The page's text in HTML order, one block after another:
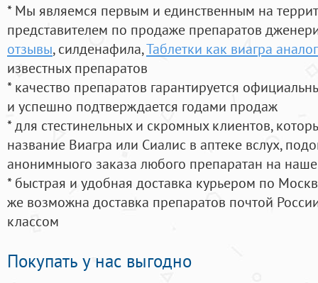
* Мы являемся первым и единственным на
представителем по продаже препаратов
отзывы, силденафила,Таблетки как виагра
известных препаратов
* качество препаратов гарантируется
и успешно подтверждается годами продаж
* для стестинельных и скромных клиентов,
название Виагра или Сиалис в аптеке вслух,
анонимныого заказа любого препаратан на
* быстрая и удобная доставка курьером по
же возможна доставка препаратов почтой
классом
Покупать у нас выгодно